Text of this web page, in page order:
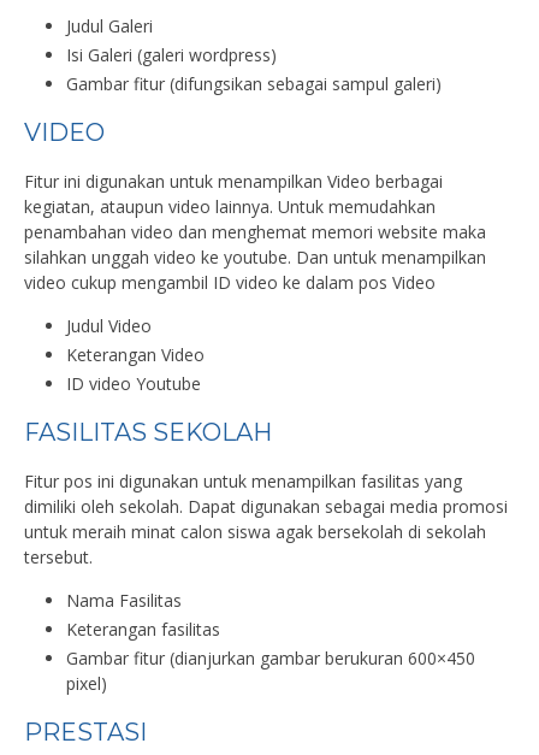
Judul Galeri
Isi Galeri (galeri wordpress)
Gambar fitur (difungsikan sebagai sampul galeri)
VIDEO
Fitur ini digunakan untuk menampilkan Video berbagai
kegiatan, ataupun video lainnya. Untuk memudahkan
penambahan video dan menghemat memori website maka
silahkan unggah video ke youtube. Dan untuk menampilkan
video cukup mengambil ID video ke dalam pos Video
Judul Video
Keterangan Video
ID video Youtube
FASILITAS SEKOLAH
Fitur pos ini digunakan untuk menampilkan fasilitas yang
dimiliki oleh sekolah. Dapat digunakan sebagai media promosi
untuk meraih minat calon siswa agak bersekolah di sekolah
tersebut.
Nama Fasilitas
Keterangan fasilitas
Gambar fitur (dianjurkan gambar berukuran 600×450
pixel)
PRESTASI